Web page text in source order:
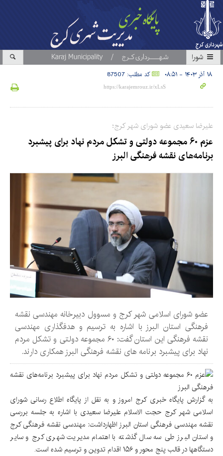
شورا
۱۸ آذر ۱۴۰۳ - ۰۸:۵۱ کد مطلب: 87507
علیرضا سعیدی عضو شورای شهر کرج؛
عزم ۶۰ مجموعه دولتی و تشکل مردم نهاد برای پیشبرد
برنامه‌های نقشه فرهنگی البرز
عضو شورای اسلامی شهر کرج و مسوول دبیرخانه مهندسی نقشه
فرهنگی استان البرز با اشاره به ترسیم و هدفگذاری مهندسی
نقشه فرهنگی این استان گفت: ۶۰ مجموعه دولتی و تشکل مردم
نهاد برای پیشبرد برنامه های نقشه فرهنگی البرز همکاری دارند.
به گزارش پایگاه خبری کرج امروز و به نقل از پایگاه اطلاع رسانی شورای
اسلامی شهر کرج حجت الاسلام علیرضا سعیدی با اشاره به جلسه بررسی
نقشه مهندسی فرهنگی استان البرز اظهارداشت: مهندسی نقشه فرهنگی کرج
و استان البرز طی سه سال گذشته با اهتمام مدیریت شهری کرج و سایر
دستگاهها در قالب پنج محور و ۱۵۶ اقدام تدوین و ترسیم شده است.